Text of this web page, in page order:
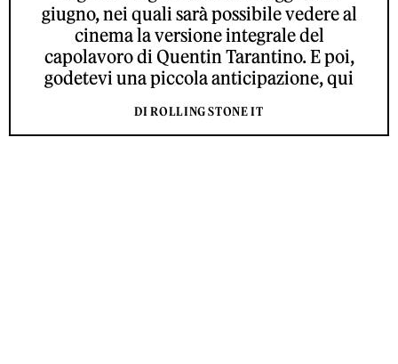
giugno, nei quali sarà possibile vedere al
cinema la versione integrale del
capolavoro di Quentin Tarantino. E poi,
godetevi una piccola anticipazione, qui
DI ROLLING STONE IT